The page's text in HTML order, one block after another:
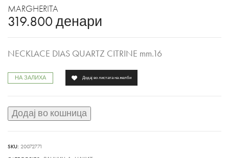
MARGHERITA
319.800 денари
NECKLACE DIAS QUARTZ CITRINE mm.16
НА ЗАЛИХА
Додај во кошница
Додај во листата на желби
SKU: 20072771